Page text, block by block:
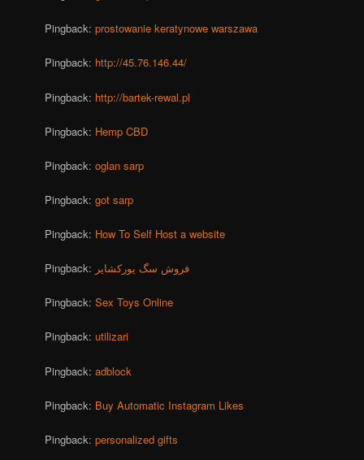
Pingback:prostowanie keratynowe warszawa
Pingback: http://45.76.146.44/
Pingback: http://bartek-rewal.pl
Pingback: Hemp CBD
Pingback:oglan sarp
Pingback:got sarp
Pingback: How To Self Host a website
Pingback: فروش سگ یورکشایر
Pingback:Sex Toys Online
Pingback:utilizari
Pingback:adblock
Pingback: Buy Automatic Instagram Likes
Pingback:personalized gifts